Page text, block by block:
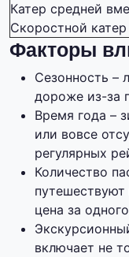
Катер средней
Скоростной катер
Факторы
Сезонность –
дороже из-за
Время года –
или вовсе
регулярных
Количество
цена за
включает не